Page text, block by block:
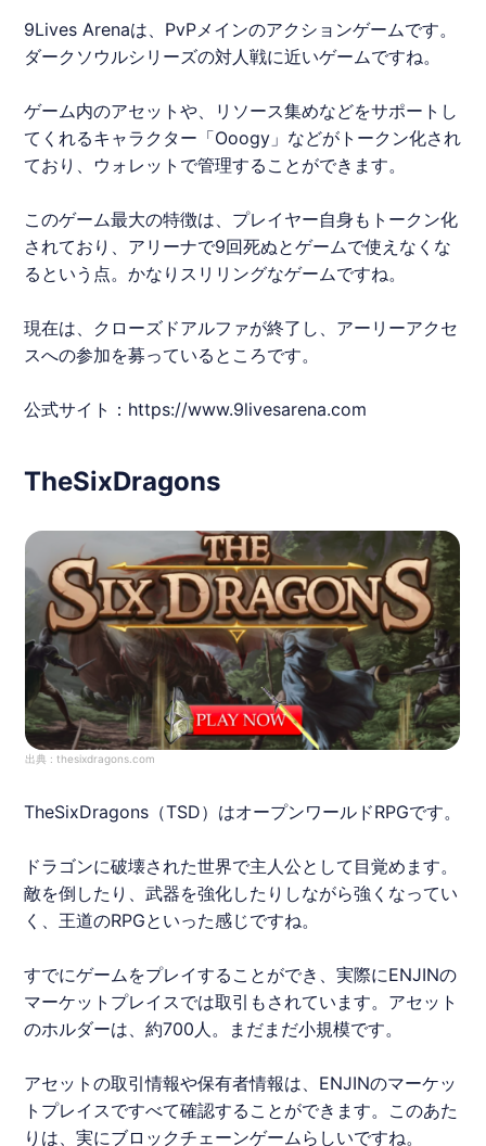
9Lives Arenaは、PvPメインのアクションゲームです。
ダークソウルシリーズの対人戦に近いゲームですね。
ゲーム内のアセットや、リソース集めなどをサポートし
てくれるキャラクター「Ooogy」などがトークン化され
ており、ウォレットで管理することができます。
このゲーム最大の特徴は、プレイヤー自身もトークン化
されており、アリーナで9回死ぬとゲームで使えなくな
るという点。かなりスリリングなゲームですね。
現在は、クローズドアルファが終了し、アーリーアクセ
スへの参加を募っているところです。
公式サイト： https://www.9livesarena.com
TheSixDragons
出典 :thesixdragons.com
TheSixDragons （TSD）はオープンワールドRPGです。
ドラゴンに破壊された世界で主人公として目覚めます。
敵を倒したり、武器を強化したりしながら強くなってい
く、王道のRPGといった感じですね。
すでにゲームをプレイすることができ、実際にENJINの
マーケットプレイスでは取引もされています。アセット
のホルダーは、約700人。まだまだ小規模です。
アセットの取引情報や保有者情報は、 ENJINのマーケッ
トプレイスですべて確認することができます。このあた
りは、実にブロックチェーンゲームらしいですね。